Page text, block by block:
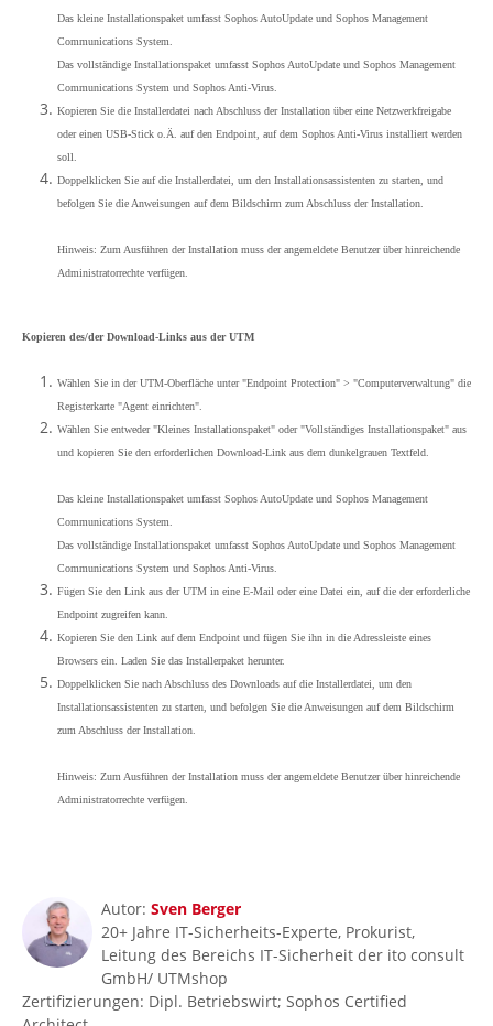
Das kleine Installationspaket umfasst Sophos AutoUpdate und Sophos Management
Communications System.
Das vollständige Installationspaket umfasst Sophos AutoUpdate und Sophos Management
Communications System und Sophos Anti-Virus.
Kopieren Sie die Installerdatei nach Abschluss der Installation über eine Netzwerkfreigabe
oder einen USB-Stick o.Ä. auf den Endpoint, auf dem Sophos Anti-Virus installiert werden
soll.
Doppelklicken Sie auf die Installerdatei, um den Installationsassistenten zu starten, und
befolgen Sie die Anweisungen auf dem Bildschirm zum Abschluss der Installation.
Hinweis: Zum Ausführen der Installation muss der angemeldete Benutzer über hinreichende
Administratorrechte verfügen.
Kopieren des/der Download-Links aus der UTM
Wählen Sie in der UTM-Oberfläche unter "Endpoint Protection" > "Computerverwaltung" die
Registerkarte "Agent einrichten".
Wählen Sie entweder "Kleines Installationspaket" oder "Vollständiges Installationspaket" aus
und kopieren Sie den erforderlichen Download-Link aus dem dunkelgrauen Textfeld.
Das kleine Installationspaket umfasst Sophos AutoUpdate und Sophos Management
Communications System.
Das vollständige Installationspaket umfasst Sophos AutoUpdate und Sophos Management
Communications System und Sophos Anti-Virus.
Fügen Sie den Link aus der UTM in eine E-Mail oder eine Datei ein, auf die der erforderliche
Endpoint zugreifen kann.
Kopieren Sie den Link auf dem Endpoint und fügen Sie ihn in die Adressleiste eines
Browsers ein. Laden Sie das Installerpaket herunter.
Doppelklicken Sie nach Abschluss des Downloads auf die Installerdatei, um den
Installationsassistenten zu starten, und befolgen Sie die Anweisungen auf dem Bildschirm
zum Abschluss der Installation.
Hinweis: Zum Ausführen der Installation muss der angemeldete Benutzer über hinreichende
Administratorrechte verfügen.
Autor: Sven Berger
20+ Jahre IT-Sicherheits-Experte, Prokurist,
Leitung des Bereichs IT-Sicherheit der ito consult
GmbH/ UTMshop
Zertifizierungen: Dipl. Betriebswirt; Sophos Certified